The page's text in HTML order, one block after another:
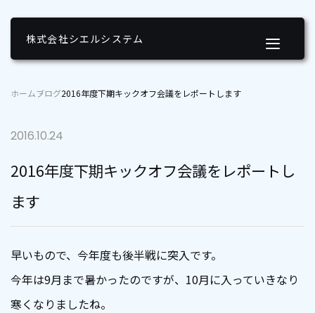
エルシステム
株式会社シエルシステム
ホームブログ2016年度下期キックオフ会議をレポートします
2016.10.24
2016年度下期キックオフ会議をレポートし
ます
早いもので、今年度も後半戦に突入です。
今年は9月まで暑かったのですが、10月に入っていきなり
寒くなりましたね。